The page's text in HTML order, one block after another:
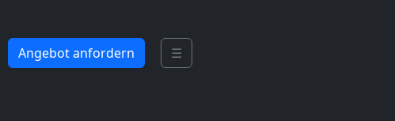
Angebot anfordern ☰